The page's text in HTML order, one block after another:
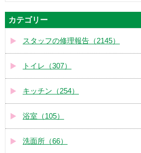
カテゴリー
スタッフの修理報告（2145）
トイレ（307）
キッチン（254）
浴室（105）
洗面所（66）